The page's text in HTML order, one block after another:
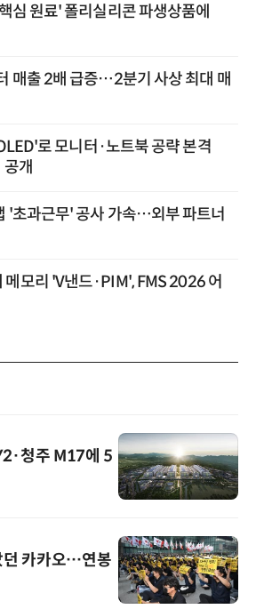
심 원료' 폴리실리콘 파생상품에
매출 2배 급증…2분기 사상 최대 매
로 모니터·노트북 공략 본격
개
'초과근무' 공사 가속…외부 파트너
메모리 'V낸드·PIM', FMS 2026 어
청주 M17에 5
던 카카오…연봉